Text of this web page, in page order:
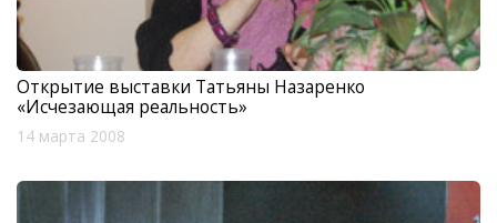
Открытие выставки Татьяны Назаренко
«Исчезающая реальность»
14 марта 2008